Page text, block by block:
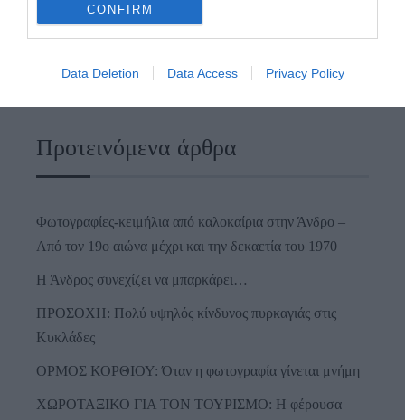
CONFIRM
Data Deletion Data Access Privacy Policy
Προτεινόμενα άρθρα
Φωτογραφίες-κειμήλια από καλοκαίρια στην Άνδρο –
Από τον 19ο αιώνα μέχρι και την δεκαετία του 1970
Η Άνδρος συνεχίζει να μπαρκάρει…
ΠΡΟΣΟΧΗ: Πολύ υψηλός κίνδυνος πυρκαγιάς στις
Κυκλάδες
ΟΡΜΟΣ ΚΟΡΘΙΟΥ: Όταν η φωτογραφία γίνεται μνήμη
ΧΩΡΟΤΑΞΙΚΟ ΓΙΑ ΤΟΝ ΤΟΥΡΙΣΜΟ: Η φέρουσα